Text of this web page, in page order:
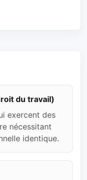
du travail)
exercent des
nécessitant
identique.